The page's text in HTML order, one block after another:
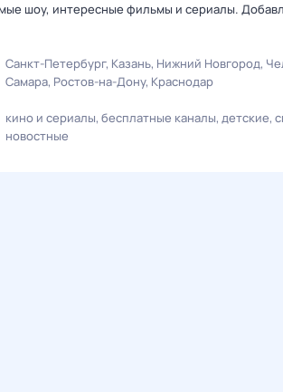
шоу, интересные фильмы и сериалы.
Санкт-Петербург Казань Нижний Новгород
Самара Ростов-на-Дону Краснодар
кино и сериалы бесплатные каналы детские
новостные